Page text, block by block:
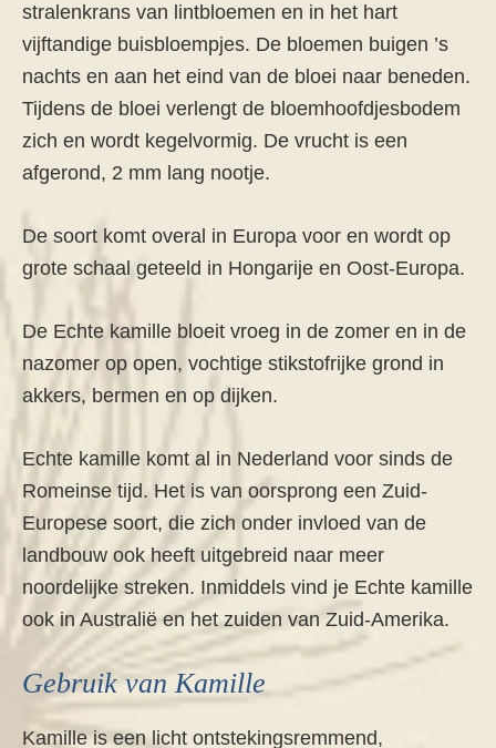
stralenkrans van lintbloemen en in het hart
vijftandige buisbloempjes. De bloemen buigen ’s
nachts en aan het eind van de bloei naar beneden.
Tijdens de bloei verlengt de bloemhoofdjesbodem
zich en wordt kegelvormig. De vrucht is een
afgerond, 2 mm lang nootje.
De soort komt overal in Europa voor en wordt op
grote schaal geteeld in Hongarije en Oost-Europa.
De Echte kamille bloeit vroeg in de zomer en in de
nazomer op open, vochtige stikstofrijke grond in
akkers, bermen en op dijken.
Echte kamille komt al in Nederland voor sinds de
Romeinse tijd. Het is van oorsprong een Zuid-
Europese soort, die zich onder invloed van de
landbouw ook heeft uitgebreid naar meer
noordelijke streken. Inmiddels vind je Echte kamille
ook in Australië en het zuiden van Zuid-Amerika.
Gebruik van Kamille
Kamille is een licht ontstekingsremmend,